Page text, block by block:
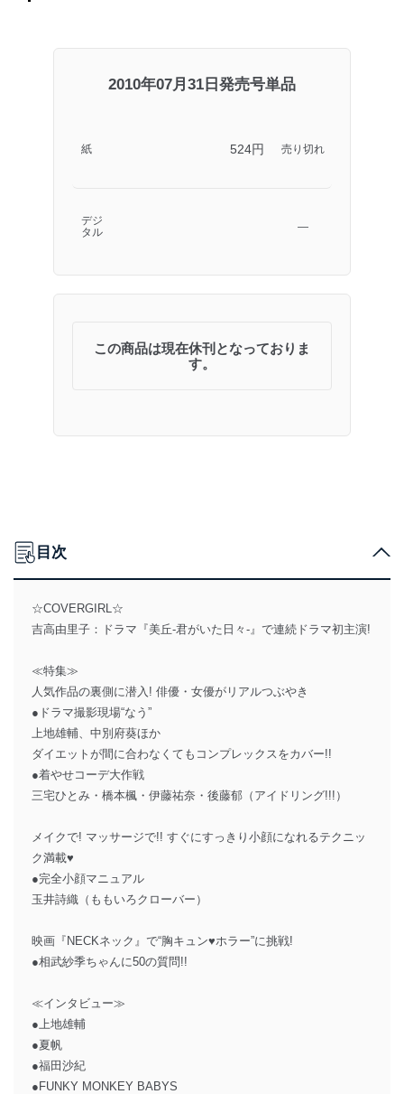
2010年07月31日発売号単品
紙 524円 売り切れ
デジ
タル
―
この商品は現在休刊となっておりま
す。
目次
☆COVERGIRL☆
吉高由里子：ドラマ『美丘‐君がいた日々‐』で連続ドラマ初主演!
≪特集≫
人気作品の裏側に潜入! 俳優・女優がリアルつぶやき
●ドラマ撮影現場“なう”
上地雄輔、中別府葵ほか
ダイエットが間に合わなくてもコンプレックスをカバー!!
●着やせコーデ大作戦
三宅ひとみ・橋本楓・伊藤祐奈・後藤郁（アイドリング!!!）
メイクで! マッサージで!! すぐにすっきり小顔になれるテクニッ
ク満載♥
●完全小顔マニュアル
玉井詩織（ももいろクローバー）
映画『NECKネック』で“胸キュン♥ホラー”に挑戦!
●相武紗季ちゃんに50の質問!!
≪インタビュー≫
●上地雄輔
●夏帆
●福田沙紀
●FUNKY MONKEY BABYS